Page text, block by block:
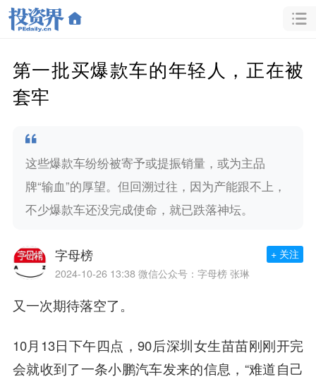
第一批买爆款车的年轻人，正在被
套牢
这些爆款车纷纷被寄予或提振销量，或为主品
牌“输血”的厚望。但回溯过往，因为产能跟不上，
不少爆款车还没完成使命，就已跌落神坛。
字母榜
2024-10-26 13:38 微信公众号：字母榜 张琳
+ 关注
又一次期待落空了。
10月13日下午四点，90后深圳女生苗苗刚刚开完
会就收到了一条小鹏汽车发来的信息，“难道自己